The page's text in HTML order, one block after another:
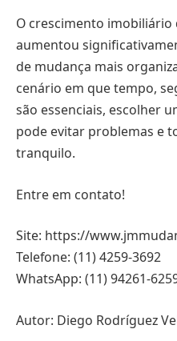
O crescimento imobiliário
aumentou
de mudança mais
cenário em que tempo,
são essenciais, escolher
pode evitar problemas e
tranquilo.
Entre em contato!
Site: https://
Telefone: (11) 4259-3692
WhatsApp: (11) 94261-
Autor: Diego Rodríguez